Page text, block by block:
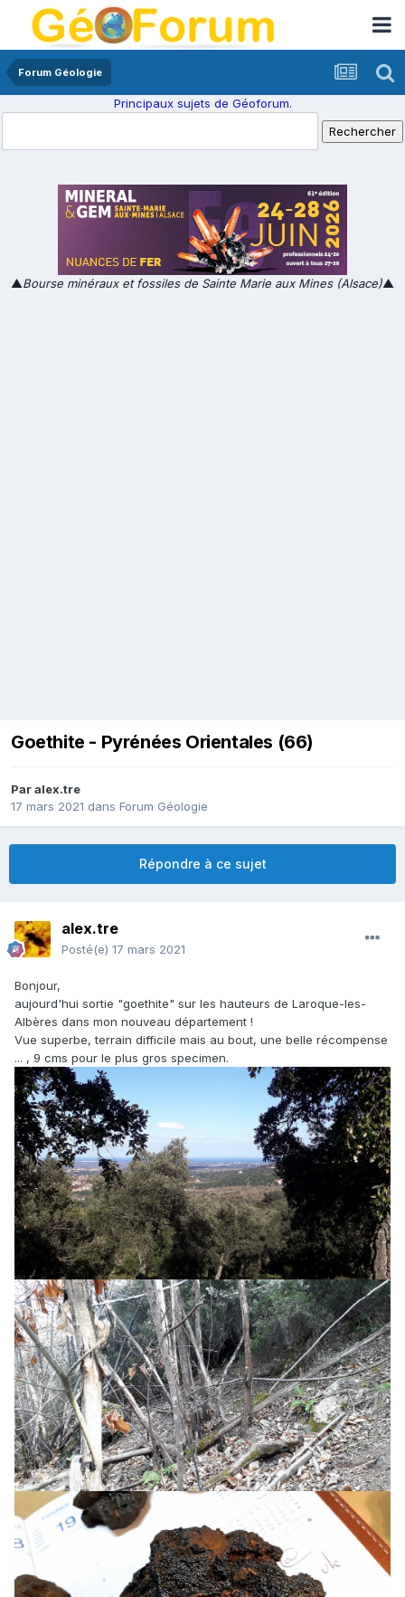
Forum Géologie
Principaux sujets de Géoforum.
▲Bourse minéraux et fossiles de Sainte Marie aux Mines (Alsace)▲
Goethite - Pyrénées Orientales (66)
Paralex.tre
17 mars 2021 dans Forum Géologie
Répondre à ce sujet
alex.tre
Posté(e) 17 mars 2021
Bonjour,
aujourd'hui sortie "goethite" sur les hauteurs de Laroque-les-
Albères dans mon nouveau département !
Vue superbe, terrain difficile mais au bout, une belle récompense
... , 9 cms pour le plus gros specimen.